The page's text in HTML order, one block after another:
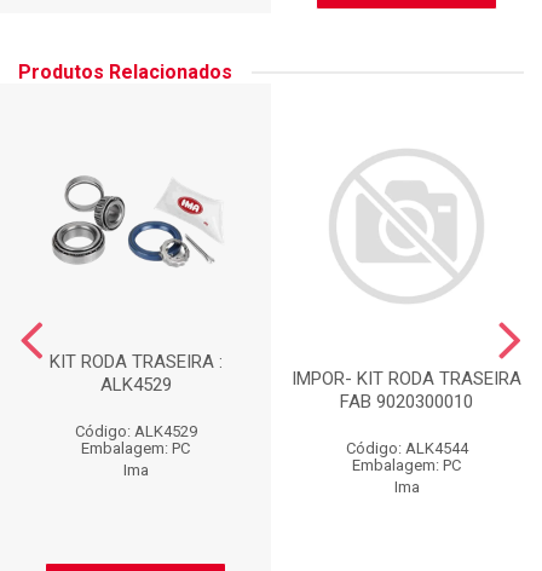
Produtos Relacionados
KIT RODA TRASEIRA :
ALK4529
Código: ALK4529
Embalagem: PC
Ima
IMPOR- KIT RODA TRASEIRA
FAB 9020300010
Código: ALK4544
Embalagem: PC
Ima